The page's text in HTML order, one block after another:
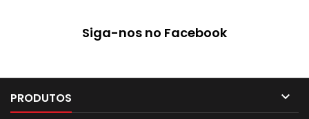
Siga-nos no Facebook
PRODUTOS 